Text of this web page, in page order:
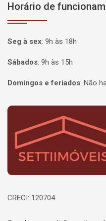
Horário de
Seg à sex: 9h às 18h
Sábados: 9h às 15h
Domingos e feriados: Não
Página inicial
CRECI: 120704